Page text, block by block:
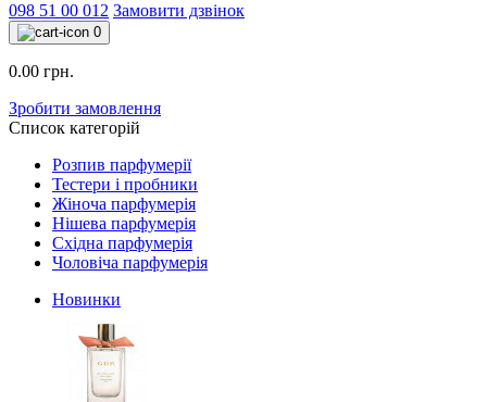
098 51 00 012 Замовити дзвінок
0
0.00 грн.
Зробити замовлення
Список категорій
Розпив парфумерії
Тестери і пробники
Жіноча парфумерія
Нішева парфумерія
Східна парфумерія
Чоловіча парфумерія
Новинки